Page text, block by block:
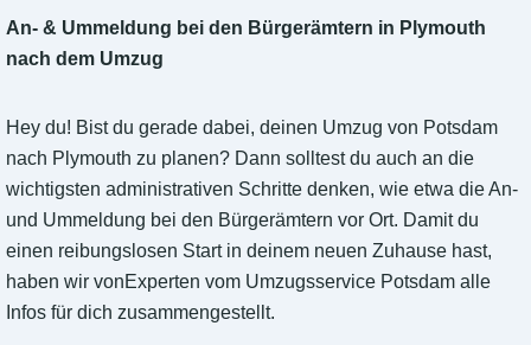
An- & Ummeldung bei den Bürgerämtern in Plymouth
nach dem Umzug
Hey du! Bist du gerade dabei, deinen Umzug von Potsdam
nach Plymouth zu planen? Dann solltest du auch an die
wichtigsten administrativen Schritte denken, wie etwa die An-
und Ummeldung bei den Bürgerämtern vor Ort. Damit du
einen reibungslosen Start in deinem neuen Zuhause hast,
haben wir vonExperten vom Umzugsservice Potsdam alle
Infos für dich zusammengestellt.